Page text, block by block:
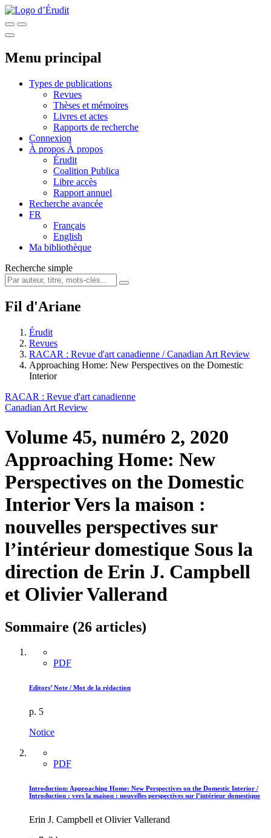
Menu principal
Types de publications
Revues
Thèses et mémoires
Livres et actes
Rapports de recherche
Connexion
À propos À propos
Érudit
Coalition Publica
Libre accès
Rapport annuel
Recherche avancée
FR
Français
English
Ma bibliothèque
Recherche simple
Fil d'Ariane
Érudit
Revues
RACAR : Revue d'art canadienne / Canadian Art Review
Approaching Home: New Perspectives on the Domestic
Interior
RACAR : Revue d'art canadienne
Canadian Art Review
Volume 45, numéro 2, 2020
Approaching Home: New
Perspectives on the Domestic
InteriorVers la maison :
nouvelles perspectives sur
l’intérieur domestique Sous la
direction de Erin J. Campbell
et Olivier Vallerand
Sommaire (26 articles)
PDF
Editors’ Note / Mot de la rédaction
p. 5
Notice
PDF
Introduction: Approaching Home: New Perspectives on the Domestic Interior /
Introduction : vers la maison : nouvelles perspectives sur l’intérieur domestique
Erin J. Campbell et Olivier Vallerand